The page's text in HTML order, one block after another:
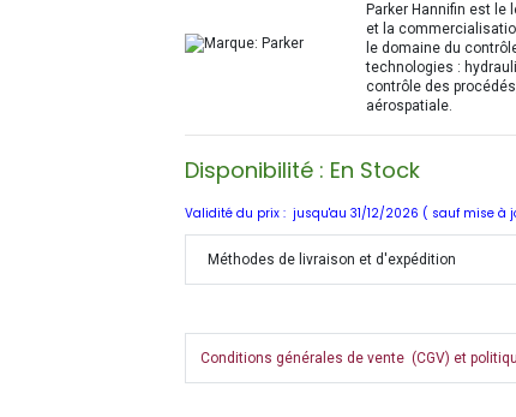
Parker Hannifin est le
et la
le domaine du
technologies :
contrôle des
aérospatiale.
Disponibilité : En Stock
Validité du prix : jusqu'au 31/12/2026 ( sauf mise à
Méthodes de livraison et d'expédition
Conditions générales de vente (CGV) et